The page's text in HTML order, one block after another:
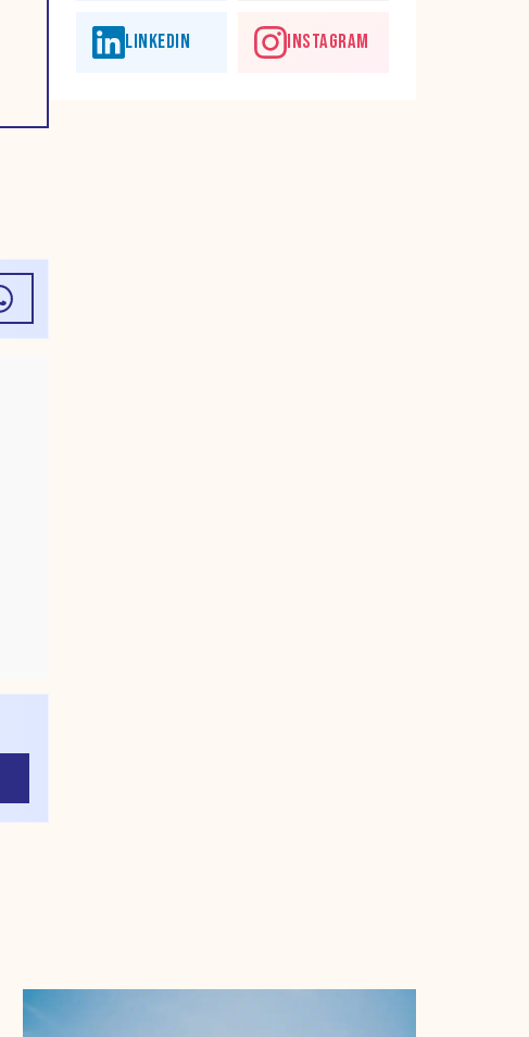
LINKEDIN INSTAGRAM